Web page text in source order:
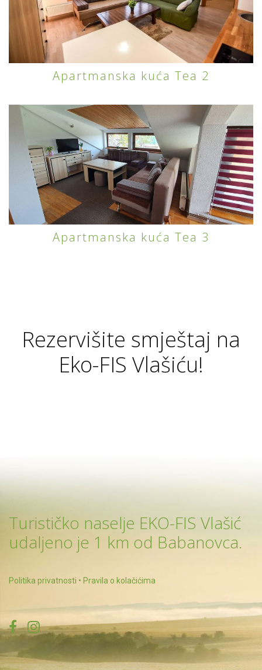
Apartmanska kuća Tea 2
Apartmanska kuća Tea 3
Rezervišite smještaj na
Eko-FIS Vlašiću!
Turističko naselje EKO-FIS Vlašić
udaljeno je 1 km od Babanovca.
Politika privatnosti • Pravila o kolačićima